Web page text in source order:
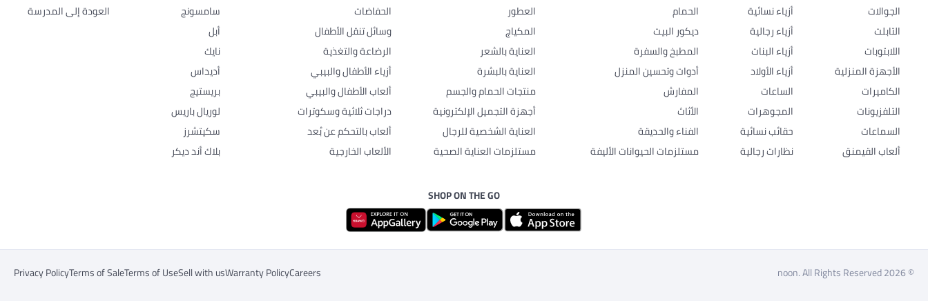
الجوالات
التابلت
اللابتوبات
الأجهزة المنزلية
الكاميرات
التلفزيونات
السماعات
ألعاب القيمنق
أزياء نسائية
أزياء رجالية
أزياء البنات
أزياء الأولاد
الساعات
المجوهرات
حقائب نسائية
نظارات رجالية
الحمام
ديكور البيت
المطبخ والسفرة
أدوات وتحسين المنزل
المفارش
الأثاث
الفناء والحديقة
مستلزمات الحيوانات الأليفة
العطور
المكياج
العناية بالشعر
العناية بالبشرة
منتجات الحمام والجسم
أجهزة التجميل الإلكترونية
العناية الشخصية للرجال
مستلزمات العناية الصحية
الحفاضات
وسائل تنقل الأطفال
الرضاعة والتغذية
أزياء الأطفال والبيبي
ألعاب الأطفال والبيبي
دراجات ثلاثية وسكوترات
ألعاب بالتحكم عن بُعد
الألعاب الخارجية
سامسونج
أبل
نايك
أديداس
بريستيج
لوريال باريس
سكيتشرز
بلاك أند ديكر
العودة إلى المدرسة
SHOP ON THE GO
© 2026 noon. All Rights Reserved
Careers
Warranty Policy
Sell with us
Terms of Use
Terms of Sale
Privacy Policy